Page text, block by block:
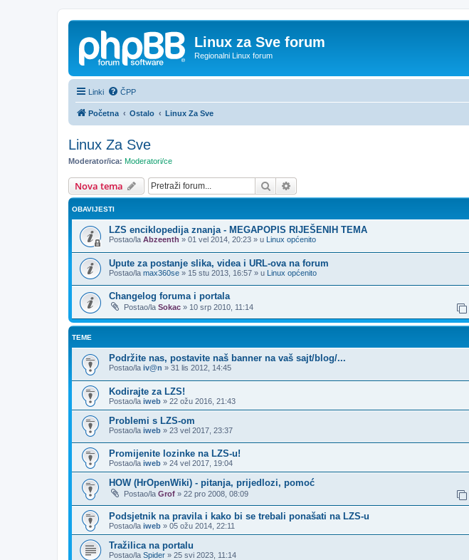
Linux za Sve forum
Regionalni Linux forum
Linki ČPP
Početna Ostalo Linux Za Sve
Linux Za Sve
Moderator/ica: Moderatori/ce
Nova tema Pretražnik
OBAVIJESTI
LZS enciklopedija znanja - MEGAPOPIS RIJEŠENIH TEMA
Postao/la Abzeenth » 01 vel 2014, 20:23 » u Linux općenito
Upute za postanje slika, videa i URL-ova na forum
Postao/la max360se » 15 stu 2013, 16:57 » u Linux općenito
Changelog foruma i portala
Postao/la Sokac » 10 srp 2010, 11:14
TEME
Podržite nas, postavite naš banner na vaš sajt/blog/...
Postao/la iv@n » 31 lis 2012, 14:45
Kodirajte za LZS!
Postao/la iweb » 22 ožu 2016, 21:43
Problemi s LZS-om
Postao/la iweb » 23 vel 2017, 23:37
Promijenite lozinke na LZS-u!
Postao/la iweb » 24 vel 2017, 19:04
HOW (HrOpenWiki) - pitanja, prijedlozi, pomoć
Postao/la Grof » 22 pro 2008, 08:09
Podsjetnik na pravila i kako bi se trebali ponašati na LZS-u
Postao/la iweb » 05 ožu 2014, 22:11
Tražilica na portalu
Postao/la Spider » 25 svi 2023, 11:14